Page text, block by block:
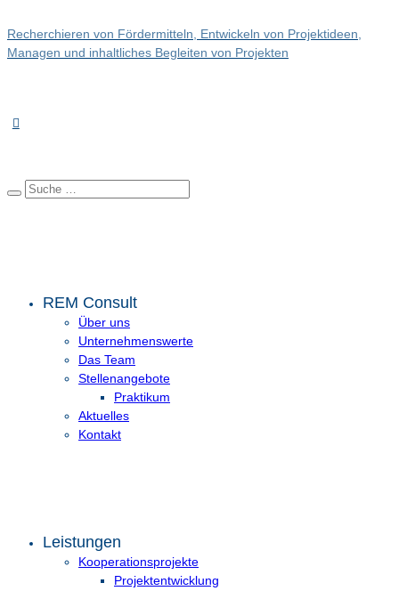
Recherchieren von Fördermitteln, Entwickeln von Projektideen,
Managen und inhaltliches Begleiten von Projekten
REM Consult
Über uns
Unternehmenswerte
Das Team
Stellenangebote
Praktikum
Aktuelles
Kontakt
Leistungen
Kooperationsprojekte
Projektentwicklung